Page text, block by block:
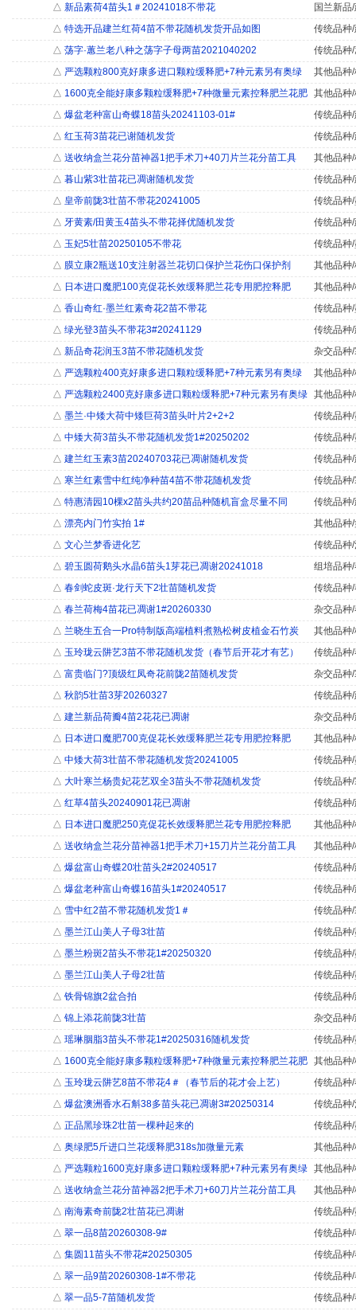
△ 新品素荷4苗头1＃20241018不带花
国兰新品
△ 特选开品建兰红荷4苗不带花随机发货开品如图
传统品种
△ 荡字·蕙兰老八种之荡字子母两苗2021040202
传统品种
△ 严选颗粒800克好康多进口颗粒缓释肥+7种元素另有奥绿
其他品种
△ 1600克全能好康多颗粒缓释肥+7种微量元素控释肥兰花肥 其他品种
△ 爆盆老种富山奇蝶18苗头20241103-01#
传统品种
△ 红玉荷3苗花已谢随机发货
传统品种
△ 送收纳盒兰花分苗神器1把手术刀+40刀片兰花分苗工具
其他品种
△ 暮山紫3壮苗花已凋谢随机发货
传统品种
△ 皇帝前陇3壮苗不带花20241005
传统品种
△ 牙黄素/田黄玉4苗头不带花择优随机发货
传统品种
△ 玉妃5壮苗20250105不带花
传统品种
△ 膜立康2瓶送10支注射器兰花切口保护兰花伤口保护剂
其他品种
△ 日本进口魔肥100克促花长效缓释肥兰花专用肥控释肥
其他品种
△ 香山奇红·墨兰红素奇花2苗不带花
传统品种
△ 绿光登3苗头不带花3#20241129
传统品种
△ 新品奇花润玉3苗不带花随机发货
杂交品种
△ 严选颗粒400克好康多进口颗粒缓释肥+7种元素另有奥绿
其他品种
△ 严选颗粒2400克好康多进口颗粒缓释肥+7种元素另有奥绿 其他品种
△ 墨兰·中矮大荷中矮巨荷3苗头叶片2+2+2
传统品种
△ 中矮大荷3苗头不带花随机发货1#20250202
传统品种
△ 建兰红玉素3苗20240703花已凋谢随机发货
传统品种
△ 寒兰红素雪中红纯净种苗4苗不带花随机发货
传统品种
△ 特惠清园10棵x2苗头共约20苗品种随机盲盒尽量不同
传统品种
△ 漂亮内门竹实拍 1#
其他品种
△ 文心兰梦香进化艺
传统品种
△ 碧玉圆荷鹅头水晶6苗头1芽花已凋谢20241018
组培品种
△ 春剑蛇皮斑·龙行天下2壮苗随机发货
传统品种
△ 春兰荷梅4苗花已凋谢1#20260330
杂交品种
△ 兰晓生五合一Pro特制版高端植料煮熟松树皮植金石竹炭
其他品种
△ 玉玲珑云阱艺3苗不带花随机发货（春节后开花才有艺）
传统品种
△ 富贵临门?顶级红凤奇花前陇2苗随机发货
杂交品种
△ 秋韵5壮苗3芽20260327
传统品种
△ 建兰新品荷瓣4苗2花花已凋谢
杂交品种
△ 日本进口魔肥700克促花长效缓释肥兰花专用肥控释肥
其他品种
△ 中矮大荷3壮苗不带花随机发货20241005
传统品种
△ 大叶寒兰杨贵妃花艺双全3苗头不带花随机发货
传统品种
△ 红草4苗头20240901花已凋谢
传统品种
△ 日本进口魔肥250克促花长效缓释肥兰花专用肥控释肥
其他品种
△ 送收纳盒兰花分苗神器1把手术刀+15刀片兰花分苗工具
其他品种
△ 爆盆富山奇蝶20壮苗头2#20240517
传统品种
△ 爆盆老种富山奇蝶16苗头1#20240517
传统品种
△ 雪中红2苗不带花随机发货1＃
传统品种
△ 墨兰江山美人子母3壮苗
传统品种
△ 墨兰粉斑2苗头不带花1#20250320
传统品种
△ 墨兰江山美人子母2壮苗
传统品种
△ 铁骨锦旗2盆合拍
传统品种
△ 锦上添花前陇3壮苗
杂交品种
△ 瑶琳胭脂3苗头不带花1#20250316随机发货
传统品种
△ 1600克全能好康多颗粒缓释肥+7种微量元素控释肥兰花肥 其他品种
△ 玉玲珑云阱艺8苗不带花4＃（春节后的花才会上艺）
传统品种
△ 爆盆澳洲香水石斛38多苗头花已凋谢3#20250314
传统品种
△ 正品黑珍珠2壮苗一棵种起来的
传统品种
△ 奥绿肥5斤进口兰花缓释肥318s加微量元素
其他品种
△ 严选颗粒1600克好康多进口颗粒缓释肥+7种元素另有奥绿 其他品种
△ 送收纳盒兰花分苗神器2把手术刀+60刀片兰花分苗工具
其他品种
△ 南海素奇前陇2壮苗花已凋谢
传统品种
△ 翠一品8苗20260308-9#
传统品种
△ 集圆11苗头不带花#20250305
传统品种
△ 翠一品9苗20260308-1#不带花
传统品种
△ 翠一品5-7苗随机发货
传统品种